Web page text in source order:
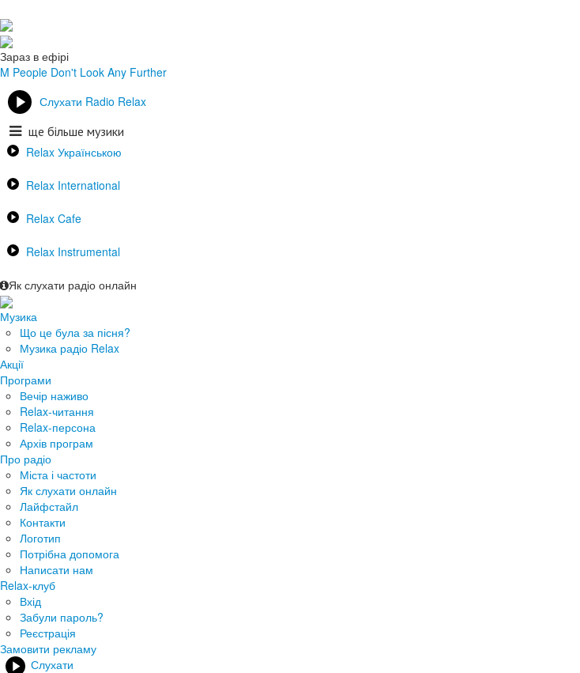
Зараз в ефірі
M People Don't Look Any Further
Слухати Radio Relax
ще більше музики
Relax Українською
Relax International
Relax Cafe
Relax Instrumental
Як слухати радіо онлайн
Музика
Що це була за пісня?
Музика радіо Relax
Акції
Програми
Вечір наживо
Relax-читання
Relax-персона
Архів програм
Про радіо
Міста і частоти
Як слухати онлайн
Лайфстайл
Контакти
Логотип
Потрібна допомога
Написати нам
Relax-клуб
Вхід
Забули пароль?
Реєстрація
Замовити рекламу
Слухати